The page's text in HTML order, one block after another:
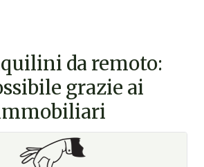
da remoto:
grazie ai